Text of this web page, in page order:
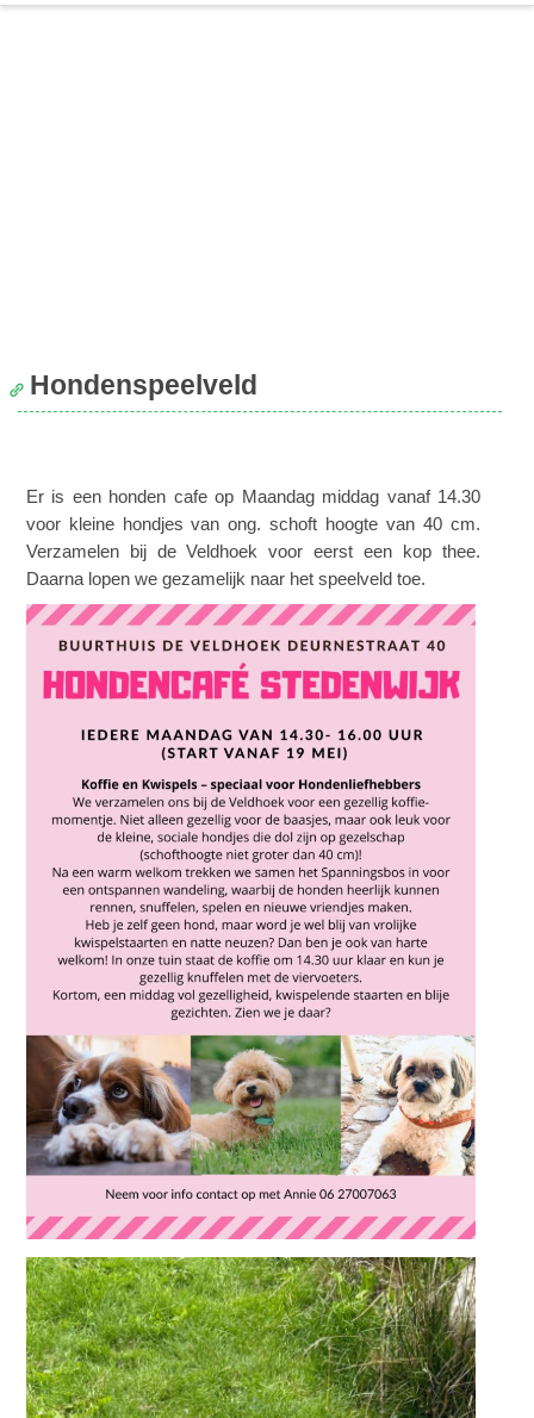
Hondenspeelveld
Er is een honden cafe op Maandag middag vanaf 14.30
voor kleine hondjes van ong. schoft hoogte van 40 cm.
Verzamelen bij de Veldhoek voor eerst een kop thee.
Daarna lopen we gezamelijk naar het speelveld toe.